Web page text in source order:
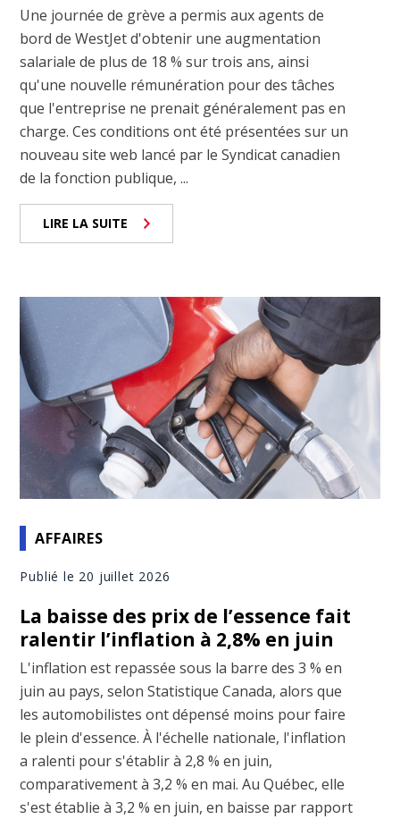
Une journée de grève a permis aux agents de
bord de WestJet d'obtenir une augmentation
salariale de plus de 18 % sur trois ans, ainsi
qu'une nouvelle rémunération pour des tâches
que l'entreprise ne prenait généralement pas en
charge. Ces conditions ont été présentées sur un
nouveau site web lancé par le Syndicat canadien
de la fonction publique, ...
LIRE LA SUITE
AFFAIRES
Publié le 20 juillet 2026
La baisse des prix de l’essence fait
ralentir l’inflation à 2,8% en juin
L'inflation est repassée sous la barre des 3 % en
juin au pays, selon Statistique Canada, alors que
les automobilistes ont dépensé moins pour faire
le plein d'essence. À l'échelle nationale, l'inflation
a ralenti pour s'établir à 2,8 % en juin,
comparativement à 3,2 % en mai. Au Québec, elle
s'est établie à 3,2 % en juin, en baisse par rapport